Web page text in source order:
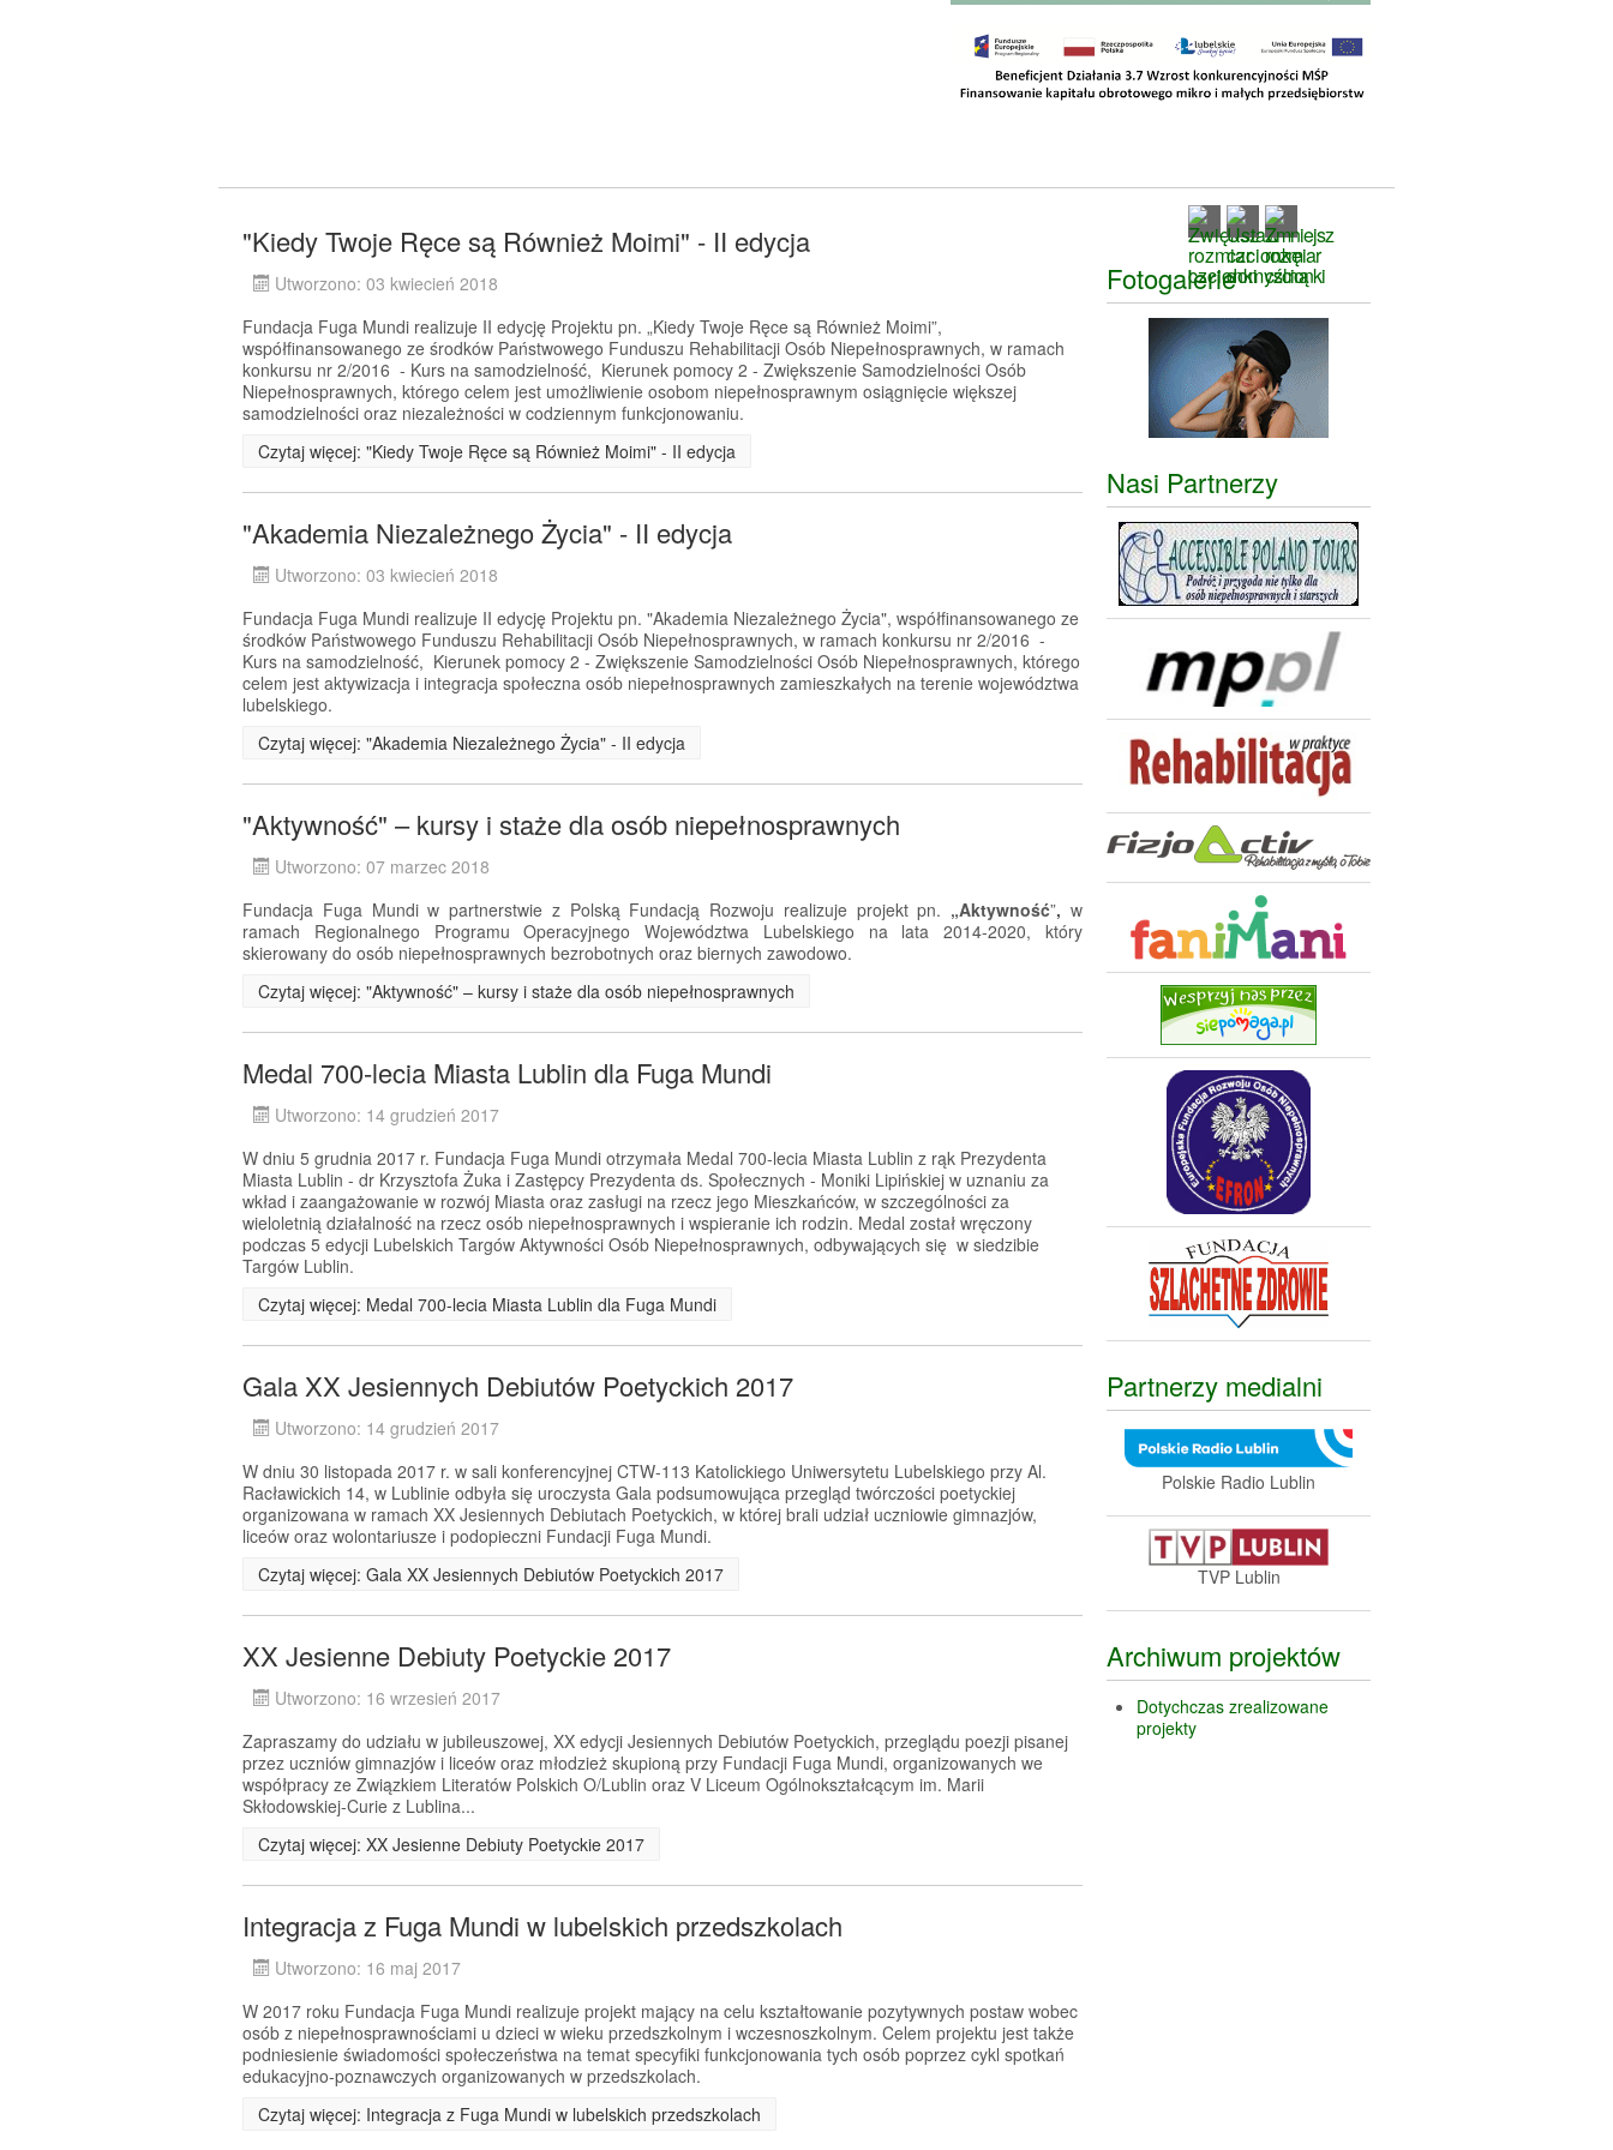
"Kiedy Twoje Ręce są Również Moimi" - II edycja
Utworzono: 03 kwiecień 2018
Fundacja Fuga Mundi realizuje II edycję Projektu pn. „Kiedy Twoje Ręce są Również Moimi”,
współfinansowanego ze środków Państwowego Funduszu Rehabilitacji Osób Niepełnosprawnych, w ramach
konkursu nr 2/2016 - Kurs na samodzielność, Kierunek pomocy 2 - Zwiększenie Samodzielności Osób
Niepełnosprawnych, którego celem jest umożliwienie osobom niepełnosprawnym osiągnięcie większej
samodzielności oraz niezależności w codziennym funkcjonowaniu.
Czytaj więcej: "Kiedy Twoje Ręce są Również Moimi" - II edycja
"Akademia Niezależnego Życia" - II edycja
Utworzono: 03 kwiecień 2018
Fundacja Fuga Mundi realizuje II edycję Projektu pn. "Akademia Niezależnego Życia", współfinansowanego ze
środków Państwowego Funduszu Rehabilitacji Osób Niepełnosprawnych, w ramach konkursu nr 2/2016 -
Kurs na samodzielność, Kierunek pomocy 2 - Zwiększenie Samodzielności Osób Niepełnosprawnych, którego
celem jest aktywizacja i integracja społeczna osób niepełnosprawnych zamieszkałych na terenie województwa
lubelskiego.
Czytaj więcej: "Akademia Niezależnego Życia" - II edycja
"Aktywność" – kursy i staże dla osób niepełnosprawnych
Utworzono: 07 marzec 2018
Fundacja Fuga Mundi w partnerstwie z Polską Fundacją Rozwoju realizuje projekt pn. „Aktywność”, w
ramach Regionalnego Programu Operacyjnego Województwa Lubelskiego na lata 2014-2020, który
skierowany do osób niepełnosprawnych bezrobotnych oraz biernych zawodowo.
Czytaj więcej: "Aktywność" – kursy i staże dla osób niepełnosprawnych
Medal 700-lecia Miasta Lublin dla Fuga Mundi
Utworzono: 14 grudzień 2017
W dniu 5 grudnia 2017 r. Fundacja Fuga Mundi otrzymała Medal 700-lecia Miasta Lublin z rąk Prezydenta
Miasta Lublin - dr Krzysztofa Żuka i Zastępcy Prezydenta ds. Społecznych - Moniki Lipińskiej w uznaniu za
wkład i zaangażowanie w rozwój Miasta oraz zasługi na rzecz jego Mieszkańców, w szczególności za
wieloletnią działalność na rzecz osób niepełnosprawnych i wspieranie ich rodzin. Medal został wręczony
podczas 5 edycji Lubelskich Targów Aktywności Osób Niepełnosprawnych, odbywających się w siedzibie
Targów Lublin.
Czytaj więcej: Medal 700-lecia Miasta Lublin dla Fuga Mundi
Gala XX Jesiennych Debiutów Poetyckich 2017
Utworzono: 14 grudzień 2017
W dniu 30 listopada 2017 r. w sali konferencyjnej CTW-113 Katolickiego Uniwersytetu Lubelskiego przy Al.
Racławickich 14, w Lublinie odbyła się uroczysta Gala podsumowująca przegląd twórczości poetyckiej
organizowana w ramach XX Jesiennych Debiutach Poetyckich, w której brali udział uczniowie gimnazjów,
liceów oraz wolontariusze i podopieczni Fundacji Fuga Mundi.
Czytaj więcej: Gala XX Jesiennych Debiutów Poetyckich 2017
XX Jesienne Debiuty Poetyckie 2017
Utworzono: 16 wrzesień 2017
Zapraszamy do udziału w jubileuszowej, XX edycji Jesiennych Debiutów Poetyckich, przeglądu poezji pisanej
przez uczniów gimnazjów i liceów oraz młodzież skupioną przy Fundacji Fuga Mundi, organizowanych we
współpracy ze Związkiem Literatów Polskich O/Lublin oraz V Liceum Ogólnokształcącym im. Marii
Skłodowskiej-Curie z Lublina...
Czytaj więcej: XX Jesienne Debiuty Poetyckie 2017
Integracja z Fuga Mundi w lubelskich przedszkolach
Utworzono: 16 maj 2017
W 2017 roku Fundacja Fuga Mundi realizuje projekt mający na celu kształtowanie pozytywnych postaw wobec
osób z niepełnosprawnościami u dzieci w wieku przedszkolnym i wczesnoszkolnym. Celem projektu jest także
podniesienie świadomości społeczeństwa na temat specyfiki funkcjonowania tych osób poprzez cykl spotkań
edukacyjno-poznawczych organizowanych w przedszkolach.
Czytaj więcej: Integracja z Fuga Mundi w lubelskich przedszkolach
Fotogalerie
Nasi Partnerzy
Partnerzy medialni
Polskie Radio Lublin
TVP Lublin
Archiwum projektów
Dotychczas zrealizowane
projekty